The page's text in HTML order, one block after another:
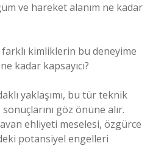
ve hareket alanım ne kadar
farklı kimliklerin bu deneyime
kadar kapsayıcı?
yaklaşımı, bu tür teknik
göz önüne alır.
ehliyeti meselesi, özgürce
potansiyel engelleri